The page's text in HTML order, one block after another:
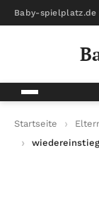
Baby-spielplatz.de
Startseite